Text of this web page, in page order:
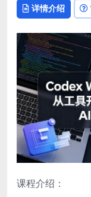
详情介绍
课程介绍：